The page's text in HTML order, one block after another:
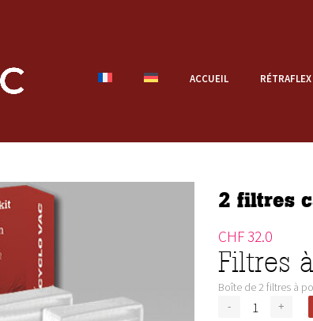
ACCUEIL RÉTRAFLEX
2 filtres
CHF 32.0
Filtres
Boîte de 2 filtres à